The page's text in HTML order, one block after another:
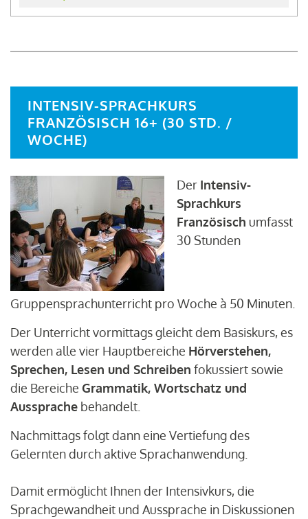
INTENSIV-SPRACHKURS
FRANZÖSISCH 16+ (30 STD. /
WOCHE)
Der Intensiv-
Sprachkurs
Französisch umfasst
30 Stunden
Gruppensprachunterricht pro Woche à 50 Minuten.
Der Unterricht vormittags gleicht dem Basiskurs, es
werden alle vier Hauptbereiche Hörverstehen,
Sprechen, Lesen und Schreiben fokussiert sowie
die Bereiche Grammatik, Wortschatz und
Aussprache behandelt.
Nachmittags folgt dann eine Vertiefung des
Gelernten durch aktive Sprachanwendung.
Damit ermöglicht Ihnen der Intensivkurs, die
Sprachgewandheit und Aussprache in Diskussionen